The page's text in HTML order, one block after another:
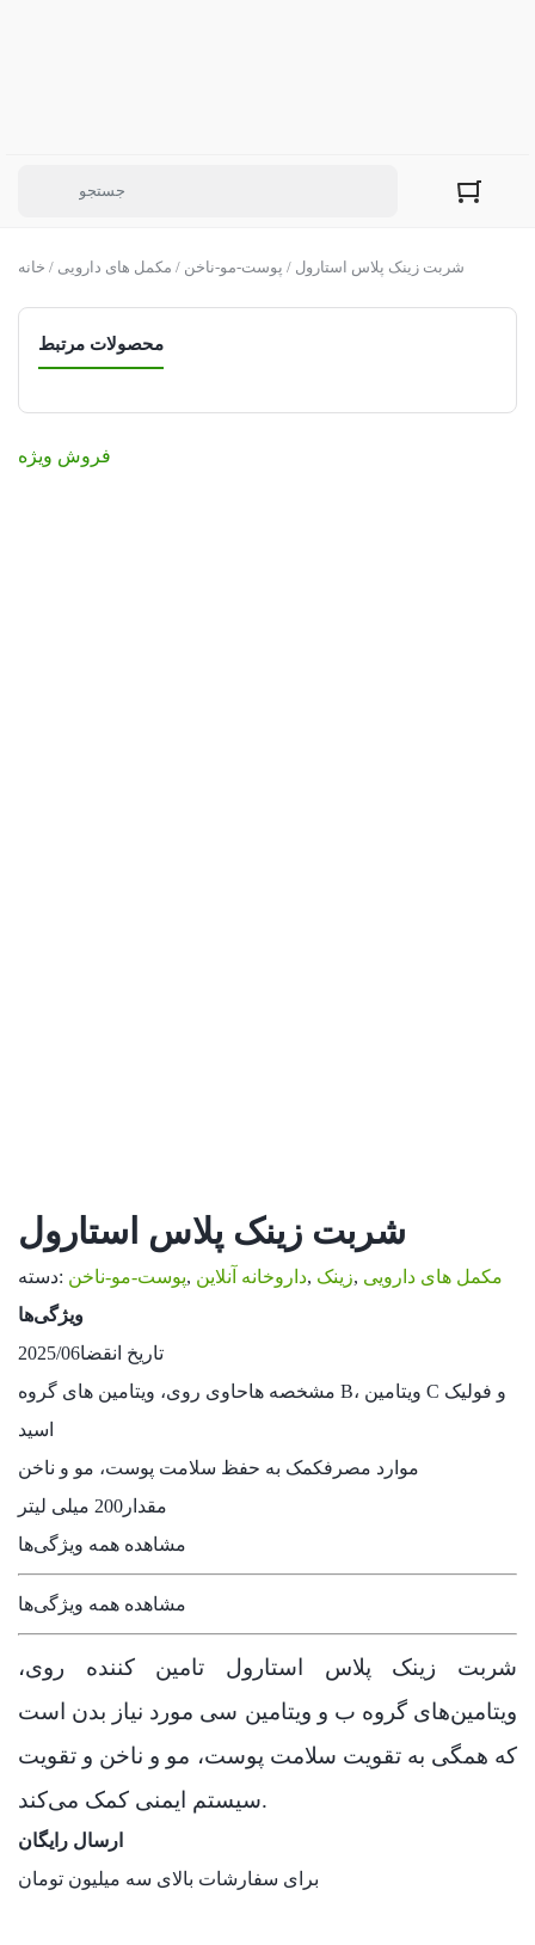
خانه / مکمل های دارویی / پوست-مو-ناخن / شربت زینک پلاس استارول
محصولات مرتبط
فروش ویژه
شربت زینک پلاس استارول
دسته: پوست-مو-ناخن, داروخانه آنلاین, زینک, مکمل های دارویی
ویژگی‌ها
تاریخ انقضا2025/06
مشخصه هاحاوی روی، ویتامین های گروه B، ویتامین C و فولیک
اسید
موارد مصرفکمک به حفظ سلامت پوست، مو و ناخن
مقدار 200 میلی لیتر
مشاهده همه ویژگی‌ها
مشاهده همه ویژگی‌ها
شربت زینک پلاس استارول تامین کننده روی،
ویتامین‌های گروه ب و ویتامین سی مورد نیاز بدن است
که همگی به تقویت سلامت پوست، مو و ناخن و تقویت
سیستم ایمنی کمک می‌کند.
ارسال رایگان
برای سفارشات بالای سه میلیون تومان